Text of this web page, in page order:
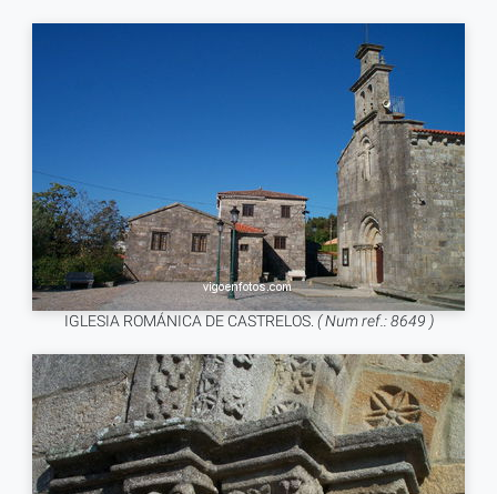
IGLESIA ROMÁNICA DE CASTRELOS. ( Num ref.: 8649 )